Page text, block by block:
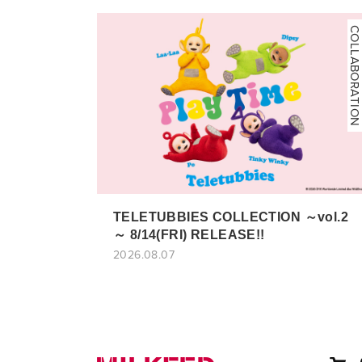
COLLABORATION
TELETUBBIES COLLECTION ～vol.2
～ 8/14(FRI) RELEASE!!
2026.08.07